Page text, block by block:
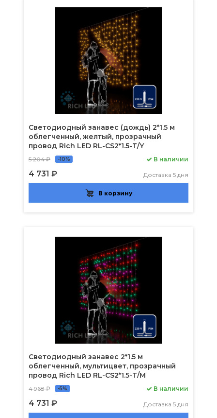
Светодиодный занавес (дождь) 2*1.5 м
облегченный, желтый, прозрачный
провод Rich LED RL-CS2*1.5-T/Y
5 204 ₽ -10%
4 731 ₽
В наличии
Доставка 5 дня
В корзину
Светодиодный занавес 2*1.5 м
облегченный, мультицвет, прозрачный
провод Rich LED RL-CS2*1.5-T/M
4 968 ₽ -5%
4 731 ₽
В наличии
Доставка 5 дня